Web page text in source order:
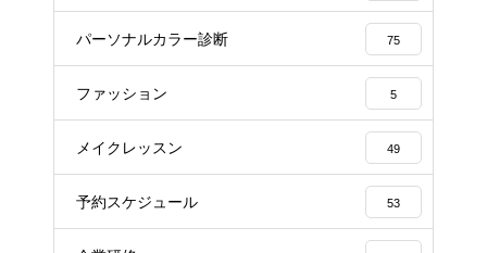
パーソナルカラー診断 75
ファッション 5
メイクレッスン 49
予約スケジュール 53